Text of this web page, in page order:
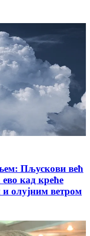
Пљускови већ
кад креће
и олујним ветром